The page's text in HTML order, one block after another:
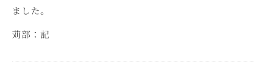
ました。
苅部：記